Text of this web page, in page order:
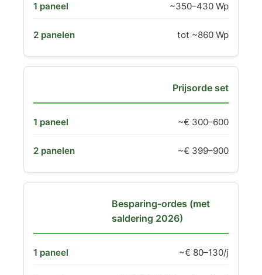
~350–430 Wp
tot ~860 Wp
Prijsorde set
~€ 300–600
~€ 399–900
Besparing-ordes (met
saldering 2026)
~€ 80–130/j